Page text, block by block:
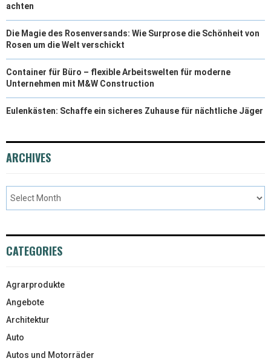
achten
Die Magie des Rosenversands: Wie Surprose die Schönheit von
Rosen um die Welt verschickt
Container für Büro – flexible Arbeitswelten für moderne
Unternehmen mit M&W Construction
Eulenkästen: Schaffe ein sicheres Zuhause für nächtliche Jäger
ARCHIVES
CATEGORIES
Agrarprodukte
Angebote
Architektur
Auto
Autos und Motorräder